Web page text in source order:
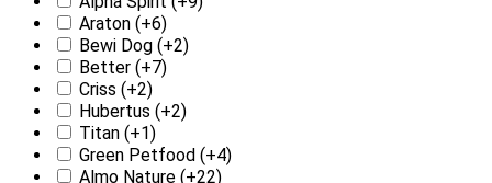
Araton (+6)
Bewi Dog (+2)
Better (+7)
Criss (+2)
Hubertus (+2)
Titan (+1)
Green Petfood (+4)
Almo Nature (+22)